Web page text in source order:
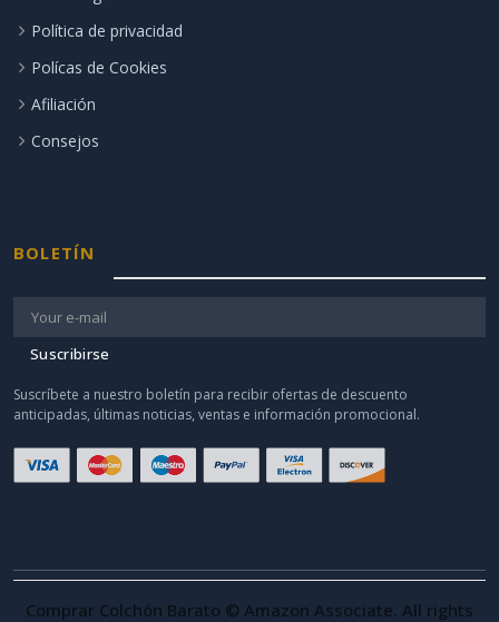
Política de privacidad
Polícas de Cookies
Afiliación
Consejos
BOLETÍN
Suscribirse
Suscríbete a nuestro boletín para recibir ofertas de descuento
anticipadas, últimas noticias, ventas e información promocional.
Comprar Colchón Barato © Amazon Associate. All rights